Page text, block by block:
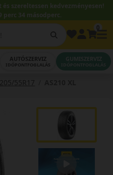
és szereltessen kedvezményesen!
perc 33 másodperc.
AUTÓSZERVIZ
IDŐPONTFOGLALÁS
GUMISZERVIZ
IDŐPONTFOGLALÁS
205/55R17